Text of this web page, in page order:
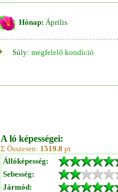
Hónap: Április
Súly: megfelelő kondíció
A ló képességei:
Σ Összesen: 1519.8 pt
Állóképesség:
Sebesség:
Jármód: